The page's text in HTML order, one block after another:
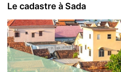
Le cadastre à Sada